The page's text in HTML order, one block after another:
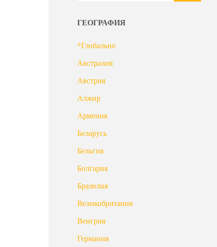
ГЕОГРАФИЯ
*Глобально
Австралия
Австрия
Алжир
Армения
Беларусь
Бельгия
Болгария
Бразилия
Великобритания
Венгрия
Германия